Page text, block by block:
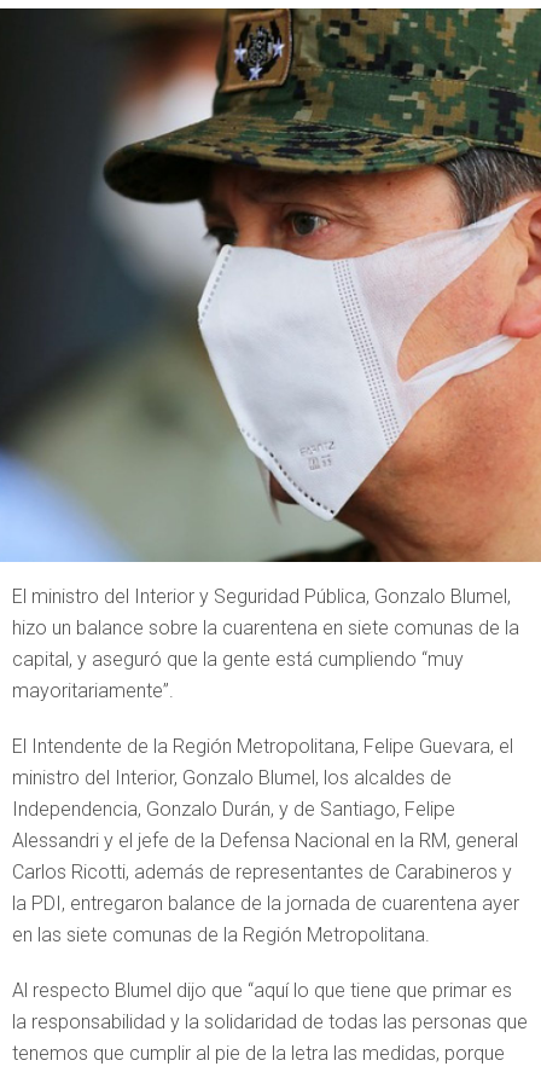
El ministro del Interior y Seguridad Pública, Gonzalo Blumel,
hizo un balance sobre la cuarentena en siete comunas de la
capital, y aseguró que la gente está cumpliendo “muy
mayoritariamente”.
El Intendente de la Región Metropolitana, Felipe Guevara, el
ministro del Interior, Gonzalo Blumel, los alcaldes de
Independencia, Gonzalo Durán, y de Santiago, Felipe
Alessandri y el jefe de la Defensa Nacional en la RM, general
Carlos Ricotti, además de representantes de Carabineros y
la PDI, entregaron balance de la jornada de cuarentena ayer
en las siete comunas de la Región Metropolitana.
Al respecto Blumel dijo que “aquí lo que tiene que primar es
la responsabilidad y la solidaridad de todas las personas que
tenemos que cumplir al pie de la letra las medidas, porque